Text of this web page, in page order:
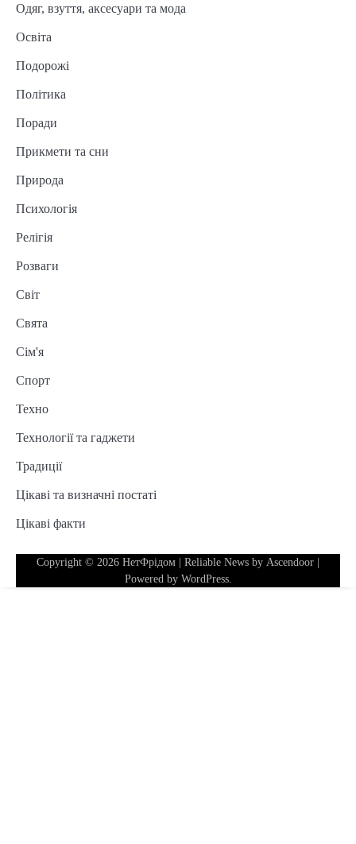
Одяг, взуття, аксесуари та мода
Освіта
Подорожі
Політика
Поради
Прикмети та сни
Природа
Психологія
Релігія
Розваги
Світ
Свята
Сім'я
Спорт
Техно
Технології та гаджети
Традиції
Цікаві та визначні постаті
Цікаві факти
Copyright © 2026 НетФрідом | Reliable News by Ascendoor
Powered by WordPress.